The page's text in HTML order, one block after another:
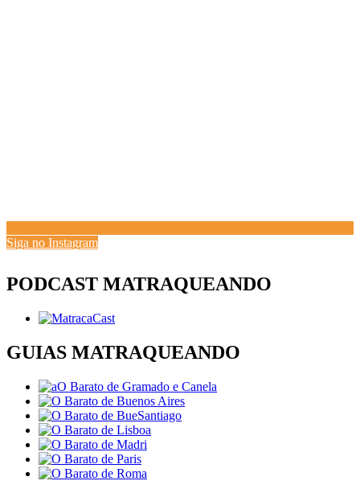
Siga no Instagram
PODCAST MATRAQUEANDO
GUIAS MATRAQUEANDO